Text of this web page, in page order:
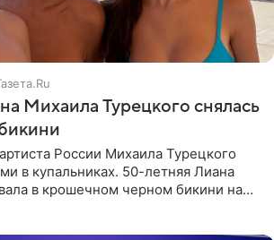
Михаила Турецкого снялась
России Михаила Турецкого
в купальниках. 50-летняя Лиана
в крошечном черном бикини на